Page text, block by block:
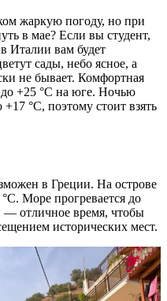
жаркую погоду, но при
в мае? Если вы студент,
Италии вам будет
сады, небо ясное, а
не бывает. Комфортная
до +25 °C на юге. Ночью
°C, поэтому стоит взять
в Греции. На острове
Море прогревается до
— отличное время, чтобы
исторических мест.